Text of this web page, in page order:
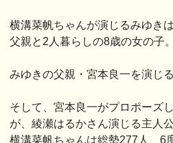
横溝菜帆ちゃんが演じるみゆき
父親と2人暮らしの8歳の女の子。
みゆきの父親・宮本良一を演じ
そして、宮本良一がプロポーズ
が、綾瀬はるかさん演じる主人
横溝菜帆ちゃんは総勢277人、6